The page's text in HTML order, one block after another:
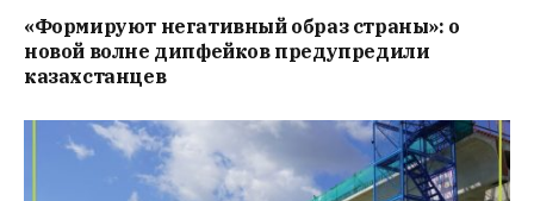
«Формируют негативный образ страны»: о
новой волне дипфейков предупредили
казахстанцев